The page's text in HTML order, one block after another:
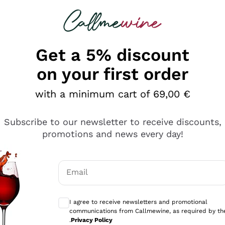
looking for
diversi e con un ampio range di prezzo. Le
Get a 5% discount
on your first order
with a minimum cart of 69,00 €
Subscribe to our newsletter to receive discounts,
promotions and news every day!
Email
I agree to receive newsletters and promotional
communications from Callmewine, as required by
.Privacy Policy